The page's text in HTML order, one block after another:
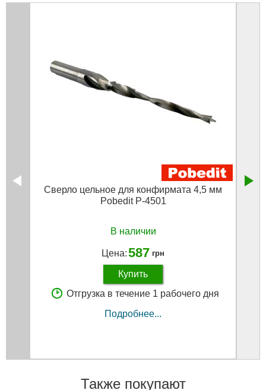
Сверло цельное для конфирмата 4,5 мм
Pobedit P-4501
В наличии
Цена:587 грн
Купить
Отгрузка в течение 1 рабочего дня
Подробнее...
Также покупают